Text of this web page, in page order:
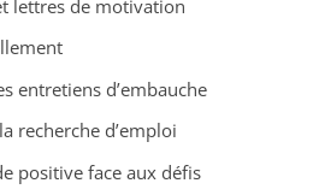
lettres de motivation
entretiens d’embauche
recherche d’emploi
positive face aux défis